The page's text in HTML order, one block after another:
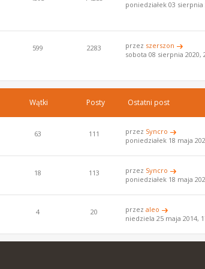
poniedziałek 03 sierpnia
599 2283 przez szerszon
sobota 08 sierpnia 2020,
Wątki Posty Ostatni post
63 111 przez Syncro
poniedziałek 18 maja
18 113 przez Syncro
poniedziałek 18 maja
4 20 przezaleo
niedziela 25 maja 2014,